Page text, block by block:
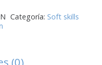
Categoría: Soft skills
(0)